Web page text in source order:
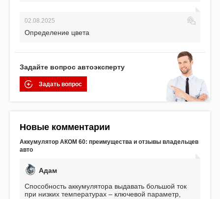
02.08.2025
Определение цвета
Задайте вопрос автоэксперту
Задать вопрос
Новые комментарии
Аккумулятор АКОМ 60: преимущества и отзывы владельцев
авто
Адам
Способность аккумулятора выдавать большой ток
при низких температурах – ключевой параметр,